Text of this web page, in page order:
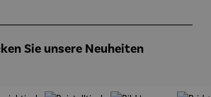
Sie unsere Neuheiten